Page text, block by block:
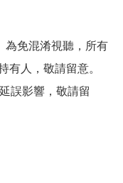
為免混淆視聽，所有
人，敬請留意。
誤影響，敬請留